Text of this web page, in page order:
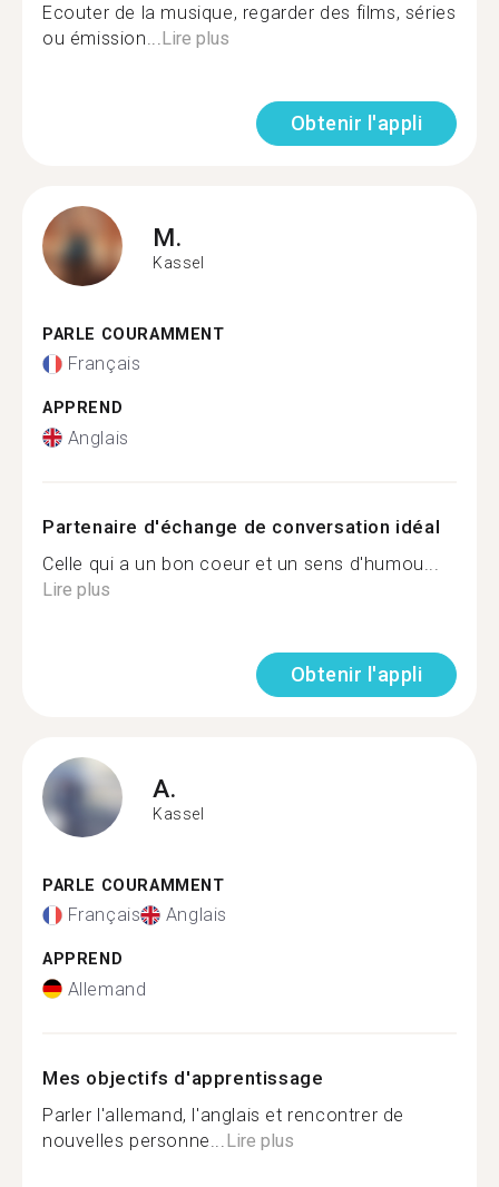
Ecouter de la musique, regarder des films, séries
ou émission... Lire plus
Obtenir l'appli
M.
Kassel
PARLE COURAMMENT
Français
APPREND
Anglais
Partenaire d'échange de conversation idéal
Celle qui a un bon coeur et un sens d'humou...
Lire plus
Obtenir l'appli
A.
Kassel
PARLE COURAMMENT
Français Anglais
APPREND
Allemand
Mes objectifs d'apprentissage
Parler l'allemand, l'anglais et rencontrer de
nouvelles personne... Lire plus